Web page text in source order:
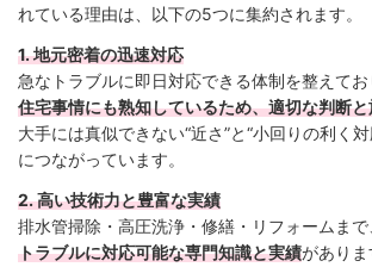
れている理由は、以下の5つに集約されます。
1. 地元密着の迅速対応
急なトラブルに即日対応できる体制を整えてお
住宅事情にも熟知しているため、適切な判断
大手には真似できない“近さ”と“小回りの利く
につながっています。
2. 高い技術力と豊富な実績
排水管掃除・高圧洗浄・修繕・リフォームまで
トラブルに対応可能な専門知識と実績があり